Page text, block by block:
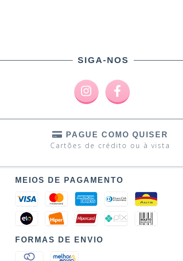
SIGA-NOS
PAGUE COMO QUISER
Cartões de crédito ou à vista
MEIOS DE PAGAMENTO
FORMAS DE ENVIO